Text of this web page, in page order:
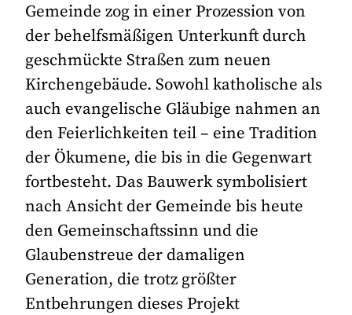
Gemeinde zog in einer Prozession von
der behelfsmäßigen Unterkunft durch
geschmückte Straßen zum neuen
Kirchengebäude. Sowohl katholische als
auch evangelische Gläubige nahmen an
den Feierlichkeiten teil – eine Tradition
der Ökumene, die bis in die Gegenwart
fortbesteht. Das Bauwerk symbolisiert
nach Ansicht der Gemeinde bis heute
den Gemeinschaftssinn und die
Glaubenstreue der damaligen
Generation, die trotz größter
Entbehrungen dieses Projekt